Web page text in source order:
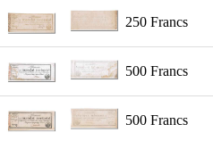
250 Francs
500 Francs
500 Francs